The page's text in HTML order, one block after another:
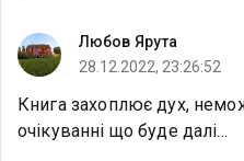
Любов Ярута
28.12.2022, 23:26:52
Книга захоплює дух,
очікуванні що буде далі...